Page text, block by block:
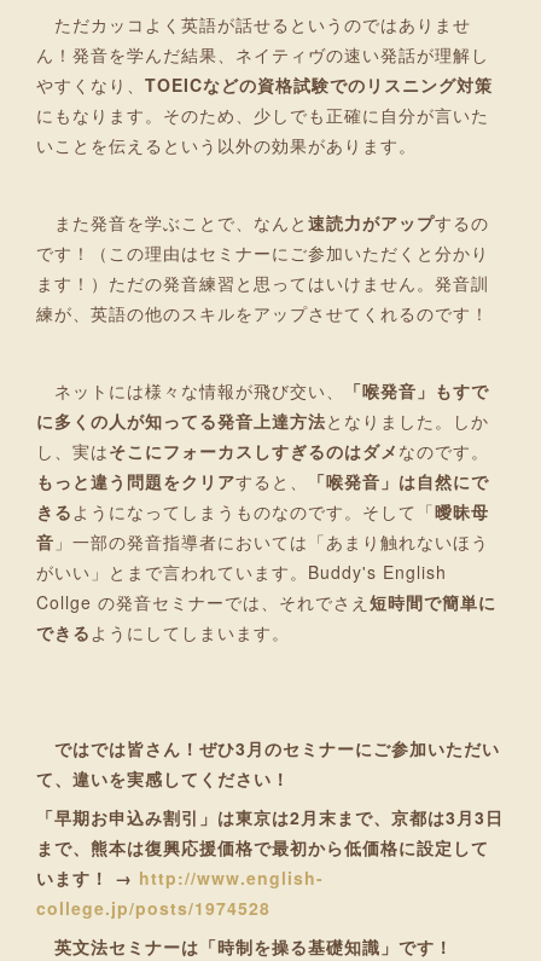
ただカッコよく英語が話せるというのではありませ
ん！発音を学んだ結果、ネイティヴの速い発話が理解し
やすくなり、 TOEICなどの資格試験でのリスニング対策
にもなります。そのため、少しでも正確に自分が言いた
いことを伝えるという以外の効果があります。
また発音を学ぶことで、なんと 速読力がアップするの
です！（この理由はセミナーにご参加いただくと分かり
ます！）ただの発音練習と思ってはいけません。発音訓
練が、英語の他のスキルをアップさせてくれるのです！
ネットには様々な情報が飛び交い、
「喉発音」もすで
に多くの人が知ってる発音上達方法となりました。しか
し、実はそこにフォーカスしすぎるのはダメ なのです。
もっと違う問題をクリアすると、
「喉発音」は自然にで
きるようになってしまうものなのです。そして「曖昧母
音 」一部の発音指導者においては「あまり触れないほう
がいい」とまで言われています。Buddy's English
Collge の発音セミナーでは、それでさえ 短時間で簡単に
できるようにしてしまいます。
ではでは皆さん！ぜひ3月のセミナーにご参加いただい
て、違いを実感してください！
「早期お申込み割引」は東京は2月末まで、京都は3月3日
まで、熊本は復興応援価格で最初から低価格に設定して
います！ → http://www.english-
college.jp/posts/1974528
英文法セミナーは「時制を操る基礎知識」です！